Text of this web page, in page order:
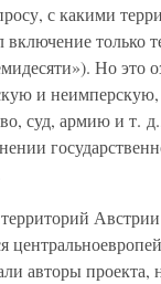
с какими
только
Но это
и неимперскую,
суд, армию и т.
авторы